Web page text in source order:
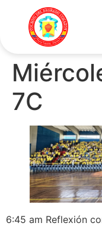
7C
6:45 am Reflexión